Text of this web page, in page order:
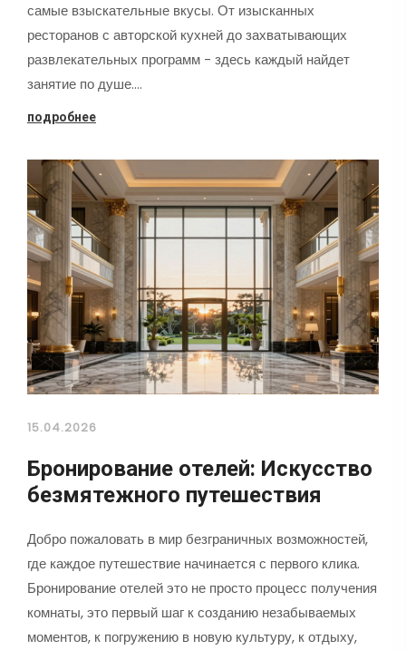
самые взыскательные вкусы. От изысканных
ресторанов с авторской кухней до захватывающих
развлекательных программ - здесь каждый найдет
занятие по душе.…
подробнее
15.04.2026
Бронирование отелей: Искусство
безмятежного путешествия
Добро пожаловать в мир безграничных возможностей,
где каждое путешествие начинается с первого клика.
Бронирование отелей это не просто процесс получения
комнаты, это первый шаг к созданию незабываемых
моментов, к погружению в новую культуру, к отдыху,